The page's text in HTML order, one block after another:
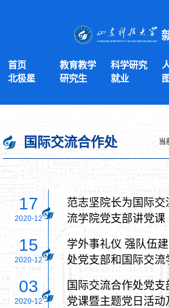
首页 教育教学 科学研究
北极星
研究生 就业
国际交流合作处 当
17
2020-12
范志坚院长为国际
流学院党支部讲党课
15
2020-12
学外事礼仪 强队伍
处党支部和国际交
03
2020-12
国际交流合作处党
党课暨主题党日活动